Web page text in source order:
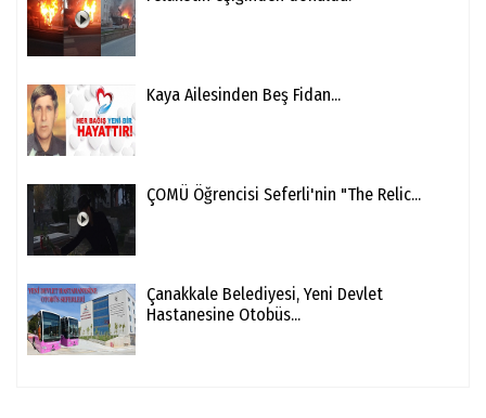
Kaya Ailesinden Beş Fidan...
ÇOMÜ Öğrencisi Seferli'nin "The Relic...
Çanakkale Belediyesi, Yeni Devlet
Hastanesine Otobüs...